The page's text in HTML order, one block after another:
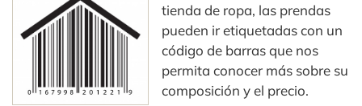
tienda de ropa, las prendas
pueden ir etiquetadas con un
código de barras que nos
permita conocer más sobre su
composición y el precio.